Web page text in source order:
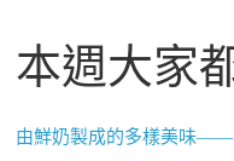
本週大家
由鮮奶製成的多樣美味——